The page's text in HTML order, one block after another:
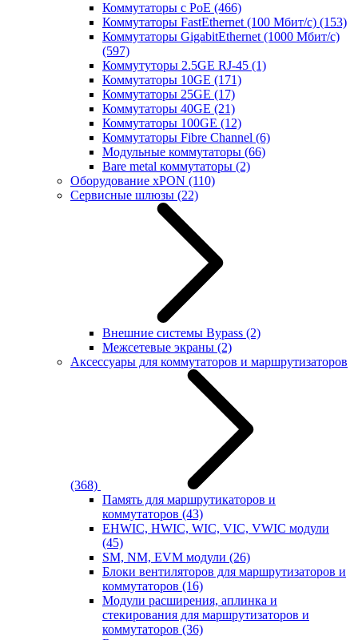
Коммутаторы с PoE (466)
Коммутаторы FastEthernet (100 Мбит/с) (153)
Коммутаторы GigabitEthernet (1000 Мбит/с)
(597)
Коммутуторы 2.5GE RJ-45 (1)
Коммутаторы 10GE (171)
Коммутаторы 25GE (17)
Коммутаторы 40GE (21)
Коммутаторы 100GE (12)
Коммутаторы Fibre Channel (6)
Модульные коммутаторы (66)
Bare metal коммутаторы (2)
Оборудование xPON (110)
Сервисные шлюзы (22)
Внешние системы Bypass (2)
Межсетевые экраны (2)
Аксессуары для коммутаторов и маршрутизаторов
(368)
Память для маршрутикаторов и
коммутаторов (43)
EHWIC, HWIC, WIC, VIC, VWIC модули
(45)
SM, NM, EVM модули (26)
Блоки вентиляторов для маршрутизаторов и
коммутаторов (16)
Модули расширения, аплинка и
стекирования для маршрутизаторов и
коммутаторов (36)